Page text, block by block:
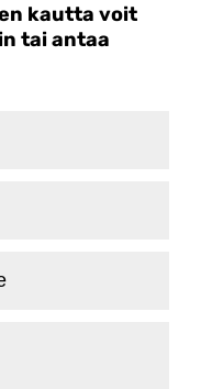
kautta voit
tai antaa